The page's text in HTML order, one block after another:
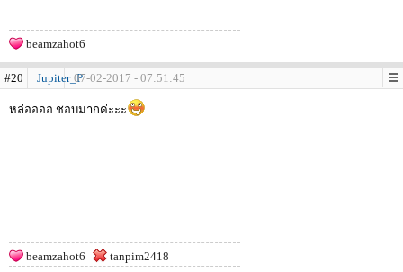
beamzahot6
#20 Jupiter_P07-02-2017 - 07:51:45
หล่ออออ ชอบมากค่ะะะ
beamzahot6
tanpim2418